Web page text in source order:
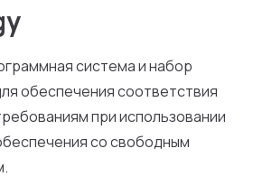
система и набор
обеспечения соответствия
при использовании
со свободным